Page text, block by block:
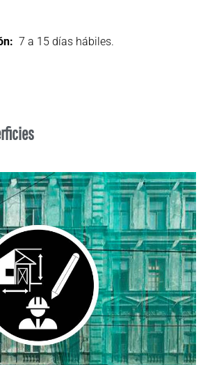
7 a 15 días hábiles.